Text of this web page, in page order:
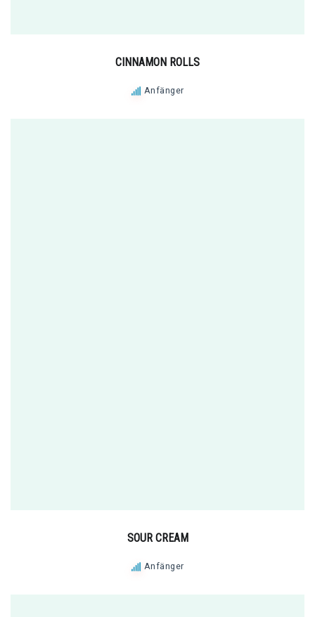
CINNAMON ROLLS
Anfänger
SOUR CREAM
Anfänger